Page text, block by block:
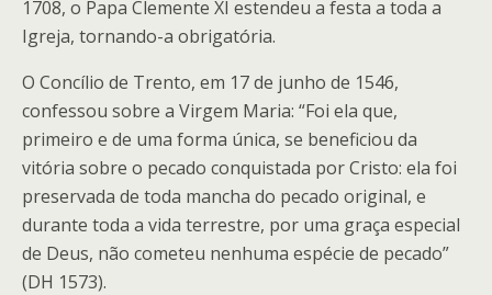
1708, o Papa Clemente XI estendeu a festa a toda a
Igreja, tornando-a obrigatória.
O Concílio de Trento, em 17 de junho de 1546,
confessou sobre a Virgem Maria: “Foi ela que,
primeiro e de uma forma única, se beneficiou da
vitória sobre o pecado conquistada por Cristo: ela foi
preservada de toda mancha do pecado original, e
durante toda a vida terrestre, por uma graça especial
de Deus, não cometeu nenhuma espécie de pecado”
(DH 1573).